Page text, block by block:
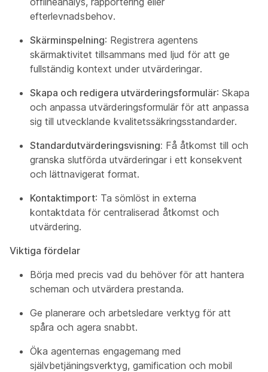
efterlevnadsbehov.
Skärminspelning: Registrera agentens
skärmaktivitet tillsammans med ljud för att ge
fullständig kontext under utvärderingar.
Skapa och redigera utvärderingsformulär: Skapa
och anpassa utvärderingsformulär för att anpassa
sig till utvecklande kvalitetssäkringsstandarder.
Standardutvärderingsvisning: Få åtkomst till och
granska slutförda utvärderingar i ett konsekvent
och lättnavigerat format.
Kontaktimport: Ta sömlöst in externa
kontaktdata för centraliserad åtkomst och
utvärdering.
Viktiga fördelar
Börja med precis vad du behöver för att hantera
scheman och utvärdera prestanda.
Ge planerare och arbetsledare verktyg för att
spåra och agera snabbt.
Öka agenternas engagemang med
självbetjäningsverktyg, gamification och mobil